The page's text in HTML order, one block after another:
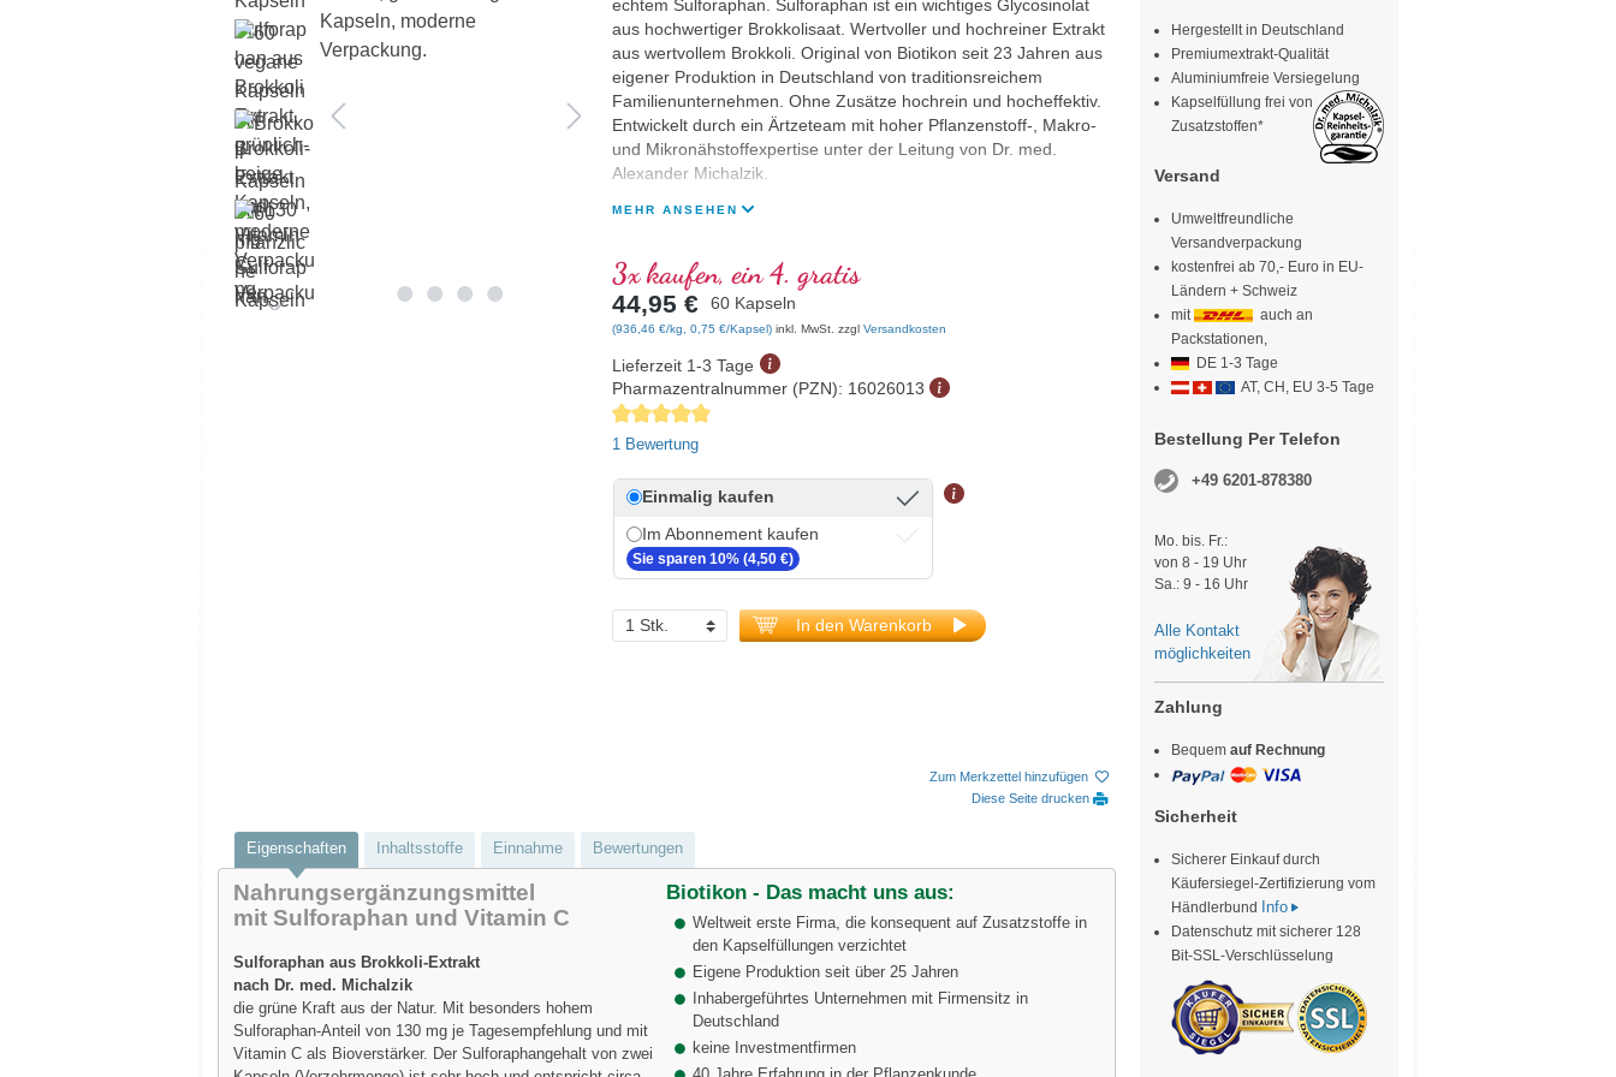
echtem Sulforaphan. Sulforaphan ist ein wichtiges Glycosinolat
aus hochwertiger Brokkolisaat. Wertvoller und hochreiner Extrakt
aus wertvollem Brokkoli. Original von Biotikon seit 23 Jahren aus
eigener Produktion in Deutschland von traditionsreichem
Familienunternehmen. Ohne Zusätze hochrein und hocheffektiv.
Entwickelt durch ein Ärtzeteam mit hoher Pflanzenstoff-, Makro-
und Mikronähstoffexpertise unter der Leitung von Dr. med.
Alexander Michalzik.
MEHR ANSEHEN
3x kaufen, ein 4. gratis
44,95 € 60 Kapseln
(936,46 €/kg, 0,75 €/Kapsel) inkl. MwSt. zzgl Versandkosten
Lieferzeit 1-3 Tage
Pharmazentralnummer (PZN): 16026013
Durchschnittliche Bewertung von 5 von 5 Sternen
1 Bewertung
Einmalig kaufen
Im Abonnement kaufen
Sie sparen 10% (4,50 €)
In den Warenkorb
Zum Merkzettel hinzufügen
Diese Seite drucken
Eigenschaften Inhaltsstoffe Einnahme Bewertungen
Nahrungsergänzungsmittel
mit Sulforaphan und Vitamin C
Sulforaphan aus Brokkoli-Extrakt
nach Dr. med. Michalzik
die grüne Kraft aus der Natur. Mit besonders hohem
Sulforaphan-Anteil von 130 mg je Tagesempfehlung und mit
Vitamin C als Bioverstärker. Der Sulforaphangehalt von zwei
Biotikon - Das macht uns aus:
Weltweit erste Firma, die konsequent auf Zusatzstoffe in
den Kapselfüllungen verzichtet
Eigene Produktion seit über 25 Jahren
Inhabergeführtes Unternehmen mit Firmensitz in
Deutschland
keine Investmentfirmen
Hergestellt in Deutschland
Premiumextrakt-Qualität
Aluminiumfreie Versiegelung
Kapselfüllung frei von
Zusatzstoffen*
Versand
Umweltfreundliche
Versandverpackung
kostenfrei ab 70,- Euro in EU-
Ländern + Schweiz
mit
auch an
Packstationen,
DE 1-3 Tage
AT, CH, EU 3-5 Tage
Bestellung Per Telefon
+49 6201-878380
Mo. bis. Fr.:
von 8 - 19 Uhr
Sa.: 9 - 16 Uhr
Alle Kontakt
möglichkeiten
Zahlung
Bequem auf Rechnung
Sicherheit
Sicherer Einkauf durch
Käufersiegel-Zertifizierung vom
Händlerbund
Info
Datenschutz mit sicherer 128
Bit-SSL-Verschlüsselung